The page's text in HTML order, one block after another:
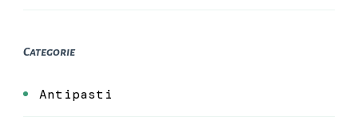
Categorie
Antipasti